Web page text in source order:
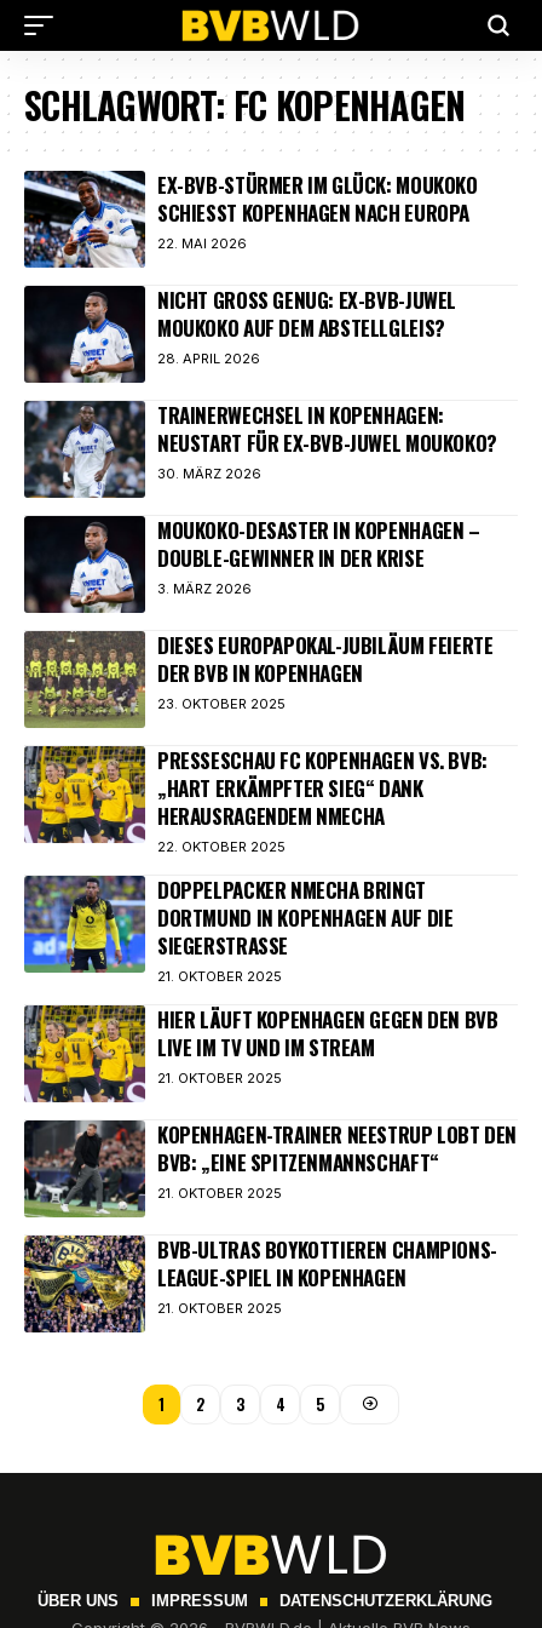
SCHLAGWORT:FC KOPENHAGEN
EX-BVB-STÜRMER IM GLÜCK: MOUKOKO
SCHIESST KOPENHAGEN NACH EUROPA
22. MAI 2026
NICHT GROSS GENUG: EX-BVB-JUWEL M
OUKOKO AUF DEM ABSTELLGLEIS?
28. APRIL 2026
TRAINERWECHSEL IN KOPENHAGEN:
NEUSTART FÜR EX-BVB-JUWEL MOUKOKO?
30. MÄRZ 2026
MOUKOKO-DESASTER IN KOPENHAGEN –
DOUBLE-GEWINNER IN DER KRISE
3. MÄRZ 2026
DIESES EUROPAPOKAL-JUBILÄUM FEIERTE
DER BVB IN KOPENHAGEN
23. OKTOBER 2025
PRESSESCHAU FC KOPENHAGEN VS. BVB:
„HART ERKÄMPFTER SIEG“ DANK
HERAUSRAGENDEM NMECHA
22. OKTOBER 2025
DOPPELPACKER NMECHA BRINGT
DORTMUND IN KOPENHAGEN AUF DIE
SIEGERSTRASSE
21. OKTOBER 2025
HIER LÄUFT KOPENHAGEN GEGEN DEN BVB
LIVE IM TV UND IM STREAM
21. OKTOBER 2025
KOPENHAGEN-TRAINER NEESTRUP LOBT DEN
BVB: „EINE SPITZENMANNSCHAFT“
21. OKTOBER 2025
BVB-ULTRAS BOYKOTTIEREN CHAMPIONS-
LEAGUE-SPIEL IN KOPENHAGEN
21. OKTOBER 2025
1 2 3 4 5
ÜBER UNS IMPRESSUM DATENSCHUTZERKLÄRUNG